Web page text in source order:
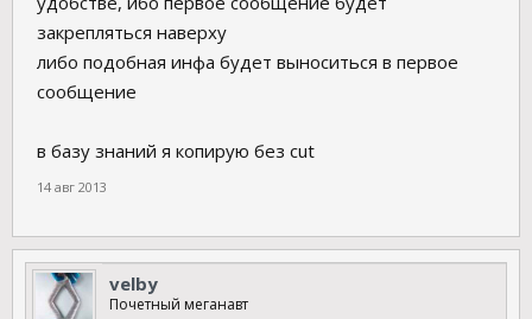
закрепляться наверху
либо подобная инфа будет выноситься в первое
сообщение
в базу знаний я копирую без сut
14 авг 2013
velby
Почетный меганавт